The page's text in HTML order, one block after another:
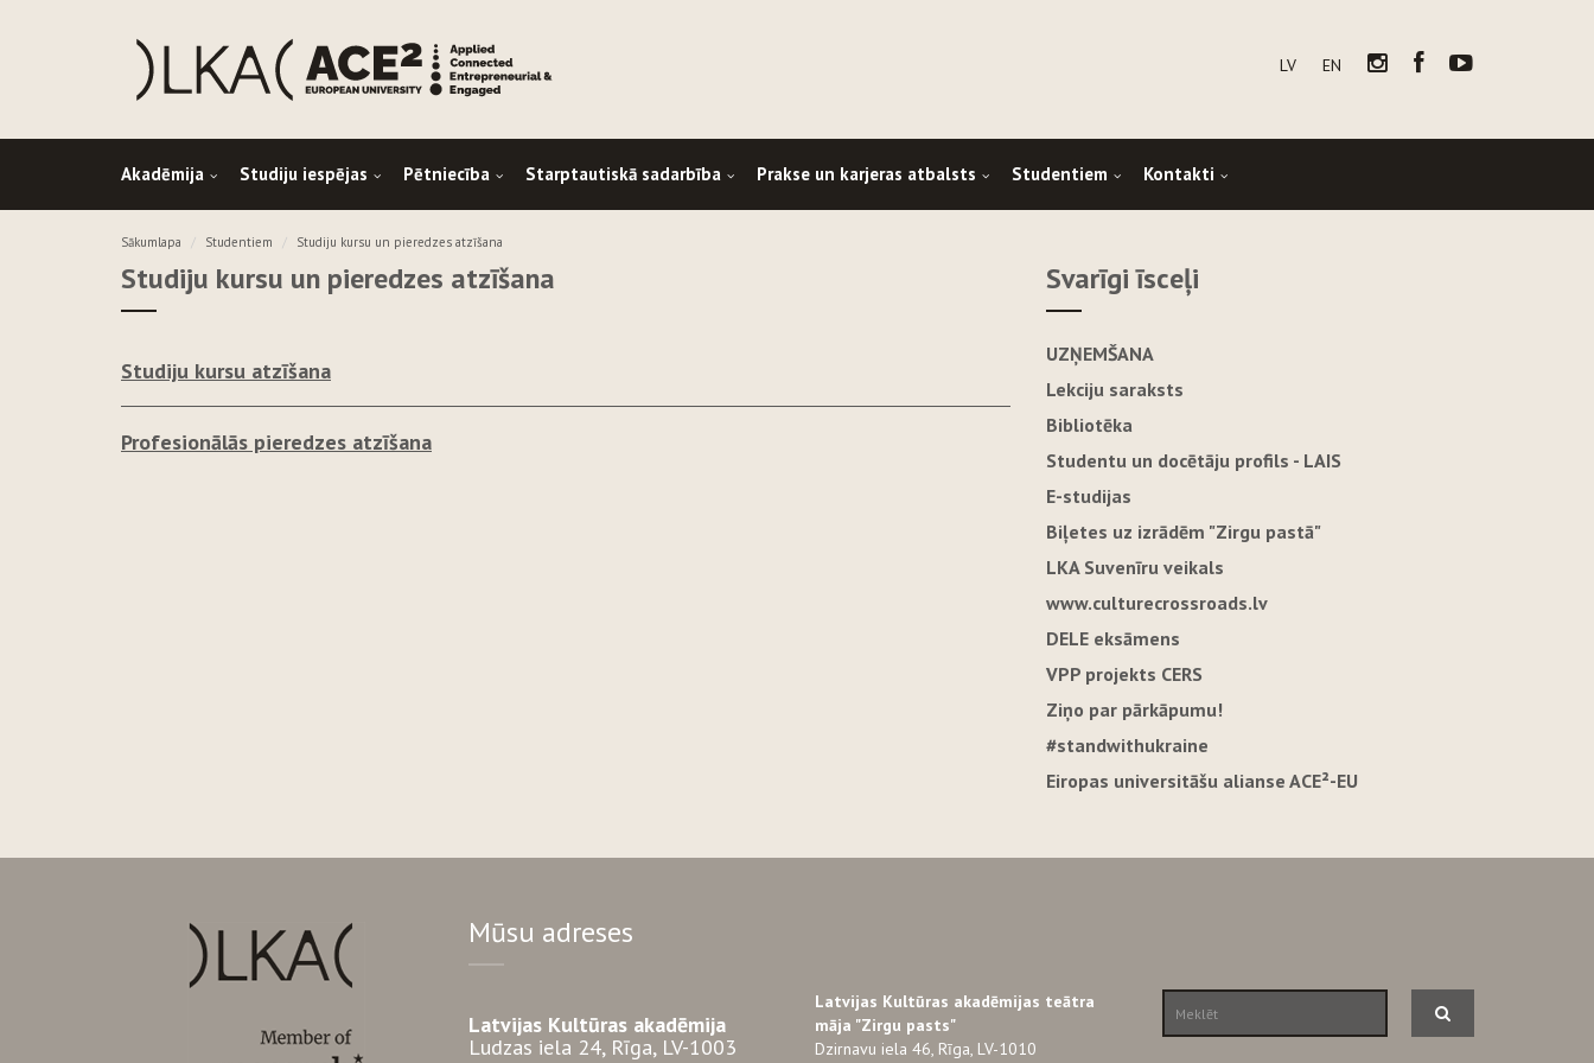
LV EN
Akadēmija Studiju iespējas Pētniecība Starptautiskā sadarbība Prakse un karjeras atbalsts Studentiem Kontakti
Sākumlapa Studentiem Studiju kursu un pieredzes atzīšana
Studiju kursu un pieredzes atzīšana
Studiju kursu atzīšana
Profesionālās pieredzes atzīšana
Svarīgi īsceļi
UZŅEMŠANA
Lekciju saraksts
Bibliotēka
Studentu un docētāju profils - LAIS
E-studijas
Biļetes uz izrādēm "Zirgu pastā"
LKA Suvenīru veikals
www.culturecrossroads.lv
DELE eksāmens
VPP projekts CERS
Ziņo par pārkāpumu!
#standwithukraine
Eiropas universitāšu alianse ACE²-EU
Mūsu adreses
Latvijas Kultūras akadēmija
Ludzas iela 24, Rīga, LV-1003
Latvijas Kultūras akadēmijas teātra
māja "Zirgu pasts"
Dzirnavu iela 46, Rīga, LV-1010